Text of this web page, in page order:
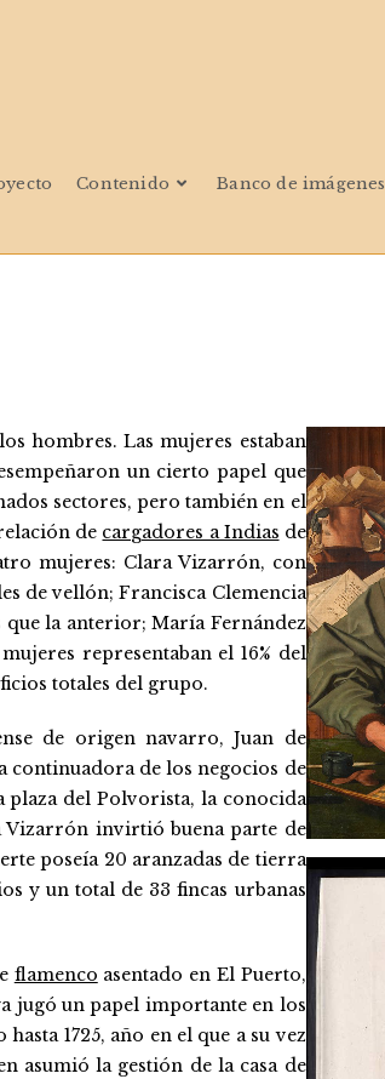
Contenido Banco de imágenes
hombres. Las mujeres estaban
un cierto papel que
sectores, pero también en el
de cargadores a Indias de
mujeres: Clara Vizarrón, con
de vellón; Francisca Clemencia
que la anterior; María Fernández
representaban el 16% del
totales del grupo.
de origen navarro, Juan de
continuadora de los negocios de
plaza del Polvorista, la conocida
Vizarrón invirtió buena parte de
poseía 20 aranzadas de tierra
y un total de 33 fincas urbanas
flamenco asentado en El Puerto,
jugó un papel importante en los
1725, año en el que a su vez
asumió la gestión de la casa de